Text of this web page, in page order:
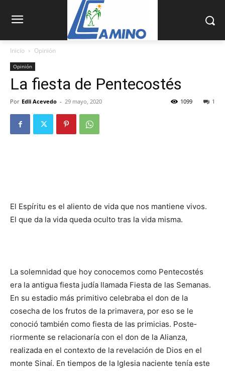
Inicio Opinión
Opinión
La fiesta de Pentecostés
Por Edli Acevedo - 29 mayo, 2020 1
1099
El Espíritu es el aliento de vida que nos mantiene vivos.
El que da la vida queda oculto tras la vida misma.
La solemnidad que hoy conocemos como Pentecostés
era la anti­gua fiesta judía llamada Fiesta de las Semanas.
En su estadio más primitivo celebraba el don de la
cosecha de los frutos de la prima­vera, por eso se le
conoció también como fiesta de las primicias. Poste­
riormente se relacionaría con el don de la Alianza,
realizada en el contexto de la revelación de Dios en el
monte Sinaí. En tiempos de la Iglesia naciente tenía este